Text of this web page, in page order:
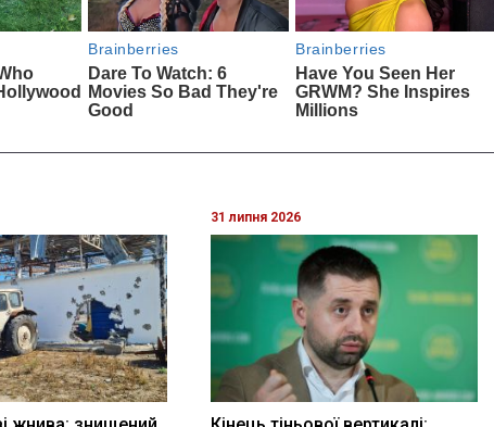
31 липня 2026